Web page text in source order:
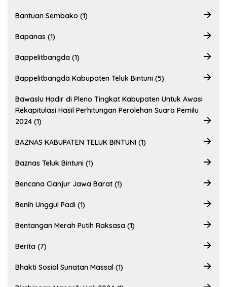
Bantuan Sembako (1)
Bapanas (1)
Bappelitbangda (1)
Bappelitbangda Kabupaten Teluk Bintuni (5)
Bawaslu Hadir di Pleno Tingkat Kabupaten Untuk Awasi
Rekapitulasi Hasil Perhitungan Perolehan Suara Pemilu
2024 (1)
BAZNAS KABUPATEN TELUK BINTUNI (1)
Baznas Teluk Bintuni (1)
Bencana Cianjur Jawa Barat (1)
Benih Unggul Padi (1)
Bentangan Merah Putih Raksasa (1)
Berita (7)
Bhakti Sosial Sunatan Massal (1)